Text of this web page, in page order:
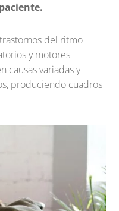
del ritmo
y motores
causas variadas y
produciendo cuadros